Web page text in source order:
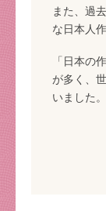
また、過
な日本人
「日本の
が多く、
いました。